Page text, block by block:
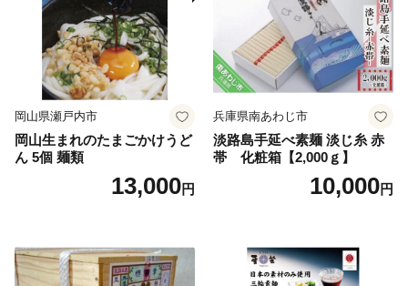
岡山県瀬戸内市
岡山生まれのたまごかけうど
ん 5個 麺類
13,000円
兵庫県南あわじ市
淡路島手延べ素麺 淡じ糸 赤
帯 化粧箱【2,000ｇ】
10,000円